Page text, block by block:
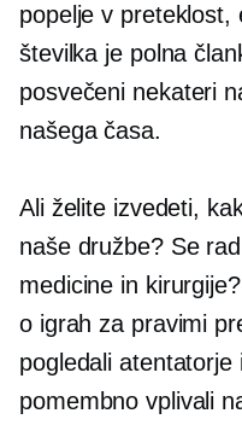
popelje v preteklost,
številka je polna
posvečeni nekateri
našega časa.
Ali želite izvedeti,
naše družbe? Se
medicine in
o igrah za pravimi
pogledali
pomembno vplivali